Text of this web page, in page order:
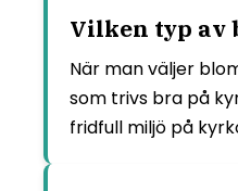
Vilken typ av
När man väljer
som trivs bra på
fridfull miljö på